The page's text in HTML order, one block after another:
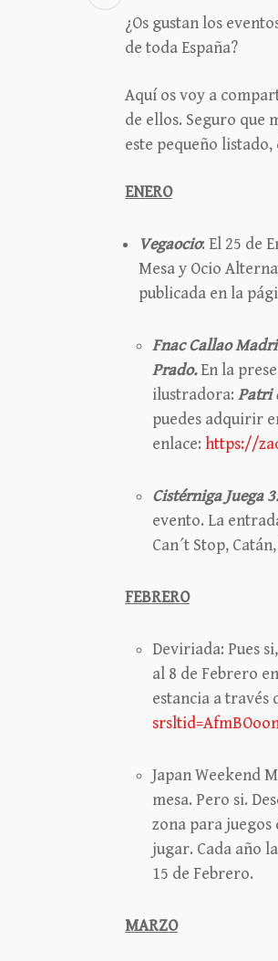
¿Os gustan los
de toda España?
Aquí os voy a
de ellos. Seguro que
este pequeño
ENERO
Vegaocio: El 25 de
Mesa y Ocio
publicada en la
Fnac Callao
Prado.En la
ilustradora: Patri
puedes adquirir
enlace: https://
Cistérniga Juega
evento. La
Can´t Stop,
FEBRERO
Deviriada: Pues
al 8 de Febrero
estancia a través
Japan Weekend
mesa. Pero si.
zona para juegos
jugar. Cada año
15 de Febrero.
MARZO